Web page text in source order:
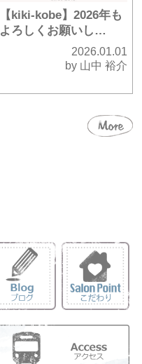
【kiki-kobe】2026年も
よろしくお願いし…
2026.01.01
by 山中 裕介